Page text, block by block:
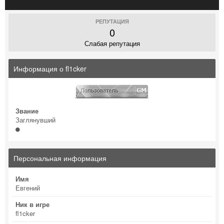
РЕПУТАЦИЯ
0
Слабая репутация
Информация о fl1cker
Звание
Заглянувший
Персональная информация
Имя
Евгений
Ник в игре
fl1cker